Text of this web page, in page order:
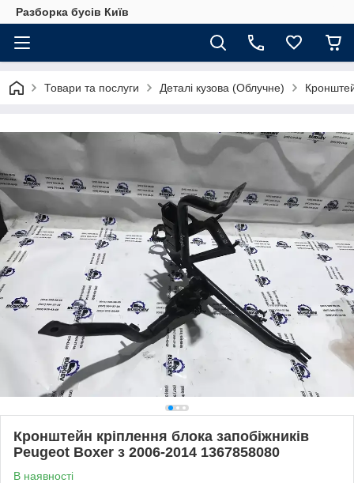
Разборка бусів Київ
Товари та послуги Деталі кузова (Облучне)
Кронштейн кріплення блока запобіжників
Peugeot Boxer з 2006-2014 1367858080
В наявності